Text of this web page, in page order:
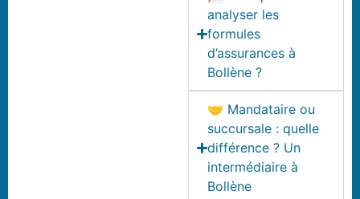
analyser les
formules
d’assurances à
Bollène ?
🤝 Mandataire ou
succursale : quelle
différence ? Un
intermédiaire à
Bollène